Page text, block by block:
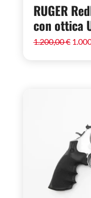
RUGER
con ottica
1.200,00€ Il